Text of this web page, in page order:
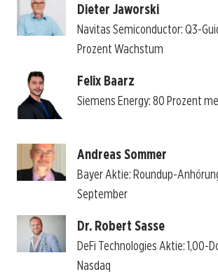
Dieter Jaworski
Navitas Semiconductor: Q3-
Prozent Wachstum
Felix Baarz
Siemens Energy: 80 Prozent
Andreas Sommer
Bayer Aktie: Roundup-
September
Dr. Robert Sasse
DeFi Technologies Aktie: 1,00-
Nasdaq